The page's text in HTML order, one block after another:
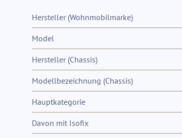
Hersteller (Wohnmobilmarke)
Model
Hersteller (Chassis)
Modellbezeichnung (Chassis)
Hauptkategorie
Davon mit Isofix